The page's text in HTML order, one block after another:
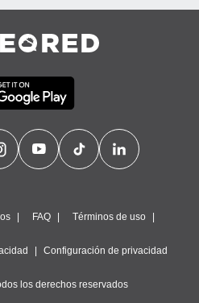
FAQ Términos de uso
Configuración de privacidad
los derechos reservados